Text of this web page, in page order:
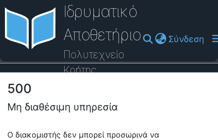
Ιδρυματικό
Αποθετήριο
Πολυτεχνείο
Κρήτης
Σύνδεση
Οδηγός Βοήθειας
500
Μη διαθέσιμη υπηρεσία
Ο διακομιστής δεν μπορεί προσωρινά να